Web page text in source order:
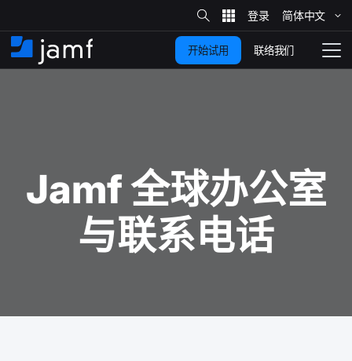
​
至
​
站
​内
​搜
索
简体​中文
首
​
拨
动
开始试用 联络我们
Jamf全球​办​公室​
与​联系​电话